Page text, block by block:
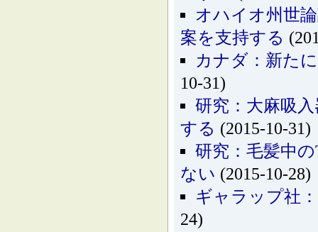
オハイオ州世
案を支持する
カナダ：新た
10-31)
研究：大麻吸
する (2015-10-31)
研究：毛髪中
ない (2015-10-28)
ギャラップ社
24)